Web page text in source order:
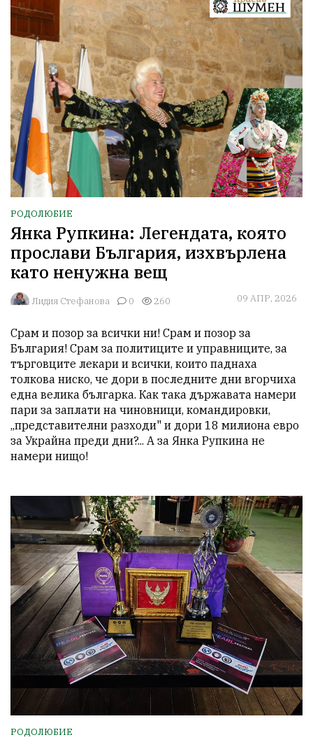
РОДОЛЮБИЕ
Янка Рупкина: Легендата, която
прослави България, изхвърлена
като ненужна вещ
Лидия Стефанова 0 260 09 АПР, 2026
Срам и позор за всички ни! Срам и позор за
България! Срам за политиците и управниците, за
търговците лекари и всички, които паднаха
толкова ниско, че дори в последните дни вгорчиха
една велика българка. Как така държавата намери
пари за заплати на чиновници, командировки,
„представителни разходи" и дори 18 милиона евро
за Украйна преди дни?... А за Янка Рупкина не
намери нищо!
РОДОЛЮБИЕ